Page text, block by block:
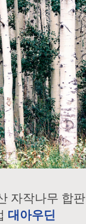
자작나무 합판
대아우딘